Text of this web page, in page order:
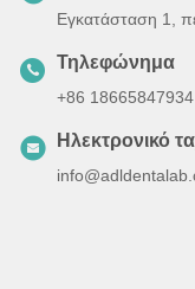
Εγκατάσταση 1,
Τηλεφώνημα
+86 18665847934
Ηλεκτρονικό